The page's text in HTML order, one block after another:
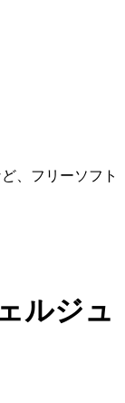
、 フリーソフト
ルジュ